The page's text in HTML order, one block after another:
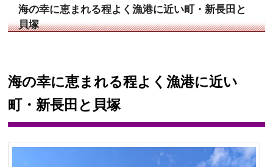
海の幸に恵まれる程よく漁港に近い町・新長田と
貝塚
海の幸に恵まれる程よく漁港に近い
町・新長田と貝塚